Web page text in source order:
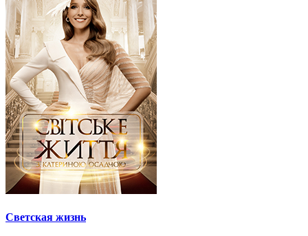
Светская жизнь